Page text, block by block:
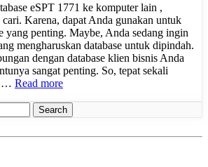
eSPT 1771 ke komputer lain ,
Karena, dapat Anda gunakan untuk
yang penting. Maybe, Anda sedang ingin
mengharuskan database untuk dipindah.
dengan database klien bisnis Anda
sangat penting. So, tepat sekali
… Read more